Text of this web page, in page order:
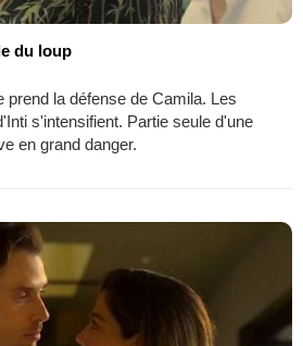
du loup
prend la défense de Camila. Les
s'intensifient. Partie seule d'une
en grand danger.